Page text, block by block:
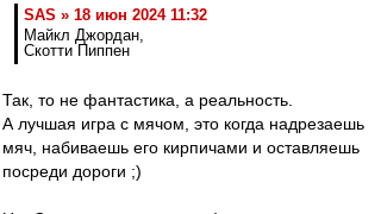
SAS » 18 июн 2024 11:32
Майкл Джордан,
Скотти Пиппен
Так, то не фантастика, а реальность.
А лучшая игра с мячом, это когда надрезаешь
мяч, набиваешь его кирпичами и оставляешь
посреди дороги ;)